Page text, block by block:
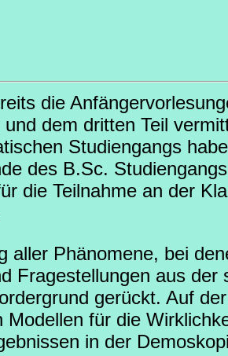
die
dem dritten Teil
Studiengangs
des B.Sc.
die Teilnahme an der
aller Phänomene, bei
Fragestellungen aus der
gerückt. Auf
für die
in der